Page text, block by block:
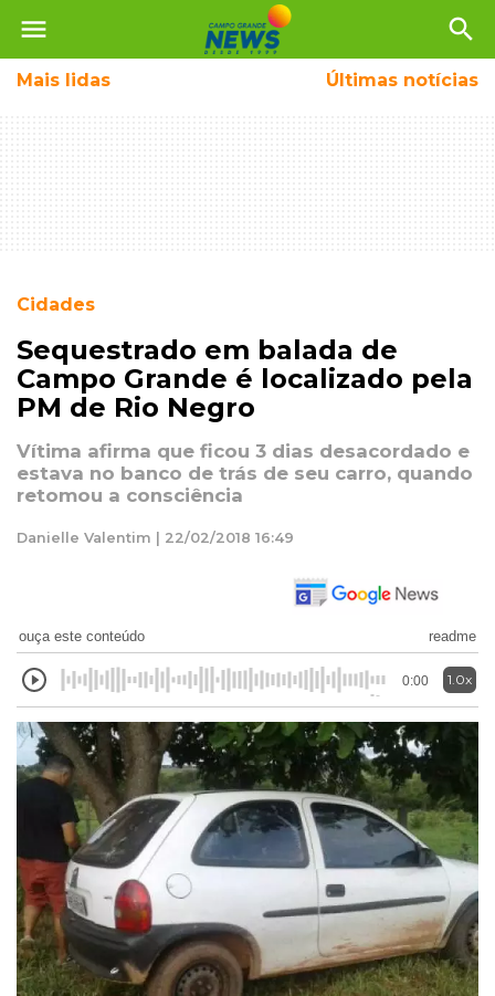
menu search
Mais lidas Últimas notícias
Cidades
Sequestrado em balada de
Campo Grande é localizado pela
PM de Rio Negro
Vítima afirma que ficou 3 dias desacordado e
estava no banco de trás de seu carro, quando
retomou a consciência
Danielle Valentim | 22/02/2018 16:49
ouça este conteúdo readme
0:00 1.0x